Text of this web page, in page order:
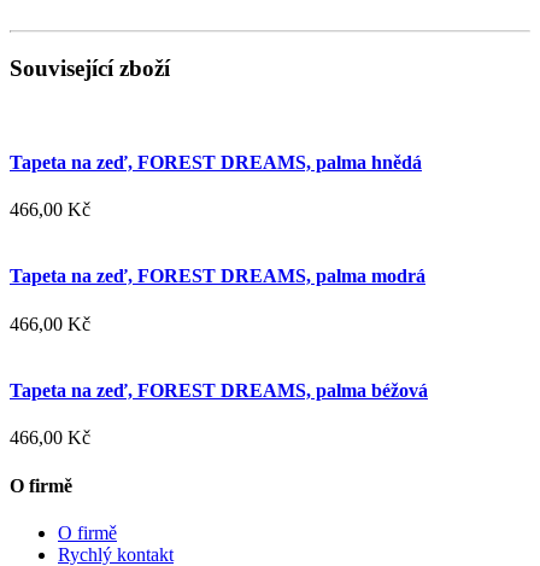
Související zboží
Tapeta na zeď, FOREST DREAMS, palma hnědá
466,00 Kč
Tapeta na zeď, FOREST DREAMS, palma modrá
466,00 Kč
Tapeta na zeď, FOREST DREAMS, palma béžová
466,00 Kč
O firmě
O firmě
Rychlý kontakt